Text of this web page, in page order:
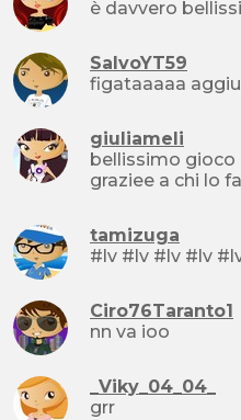
SalvoYT59
giuliameli
bellissimo
tamizuga
Ciro76Taranto1
nn va ioo
_Viky_04_04_
grr